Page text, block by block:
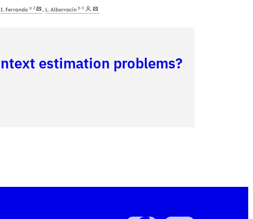
estimation problems?